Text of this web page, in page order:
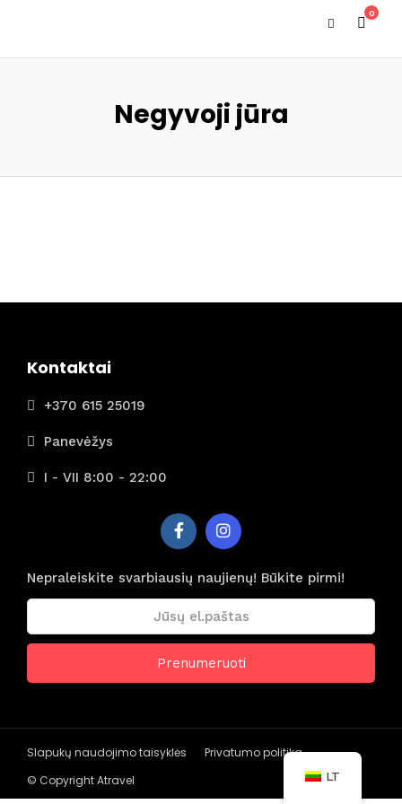
0
Negyvoji jūra
Kontaktai
+370 615 25019
Panevėžys
I - VII 8:00 - 22:00
Nepraleiskite svarbiausių naujienų! Būkite pirmi!
Slapukų naudojimo taisyklės
Privatumo politika
© Copyright Atravel
LT